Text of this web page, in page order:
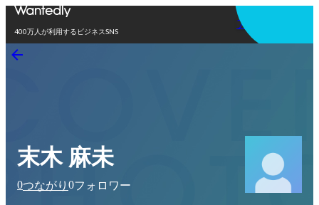
400万人が利用するビジネスSNS
アプリを使う
末木 麻未
0つながり 0フォロワー